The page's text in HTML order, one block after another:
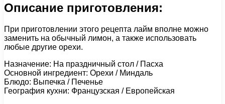
Описание приготовления:
При приготовлении этого рецепта лайм вполне можно
заменить на обычный лимон, а также использовать
любые другие орехи.
Назначение: На праздничный стол / Пасха
Основной ингредиент: Орехи / Миндаль
Блюдо: Выпечка / Печенье
География кухни: Французская / Европейская